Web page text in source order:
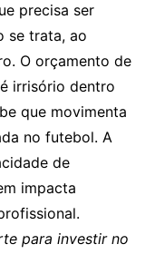
precisa ser
se trata, ao
O orçamento de
irrisório dentro
que movimenta
no futebol. A
de
impacta
para investir no